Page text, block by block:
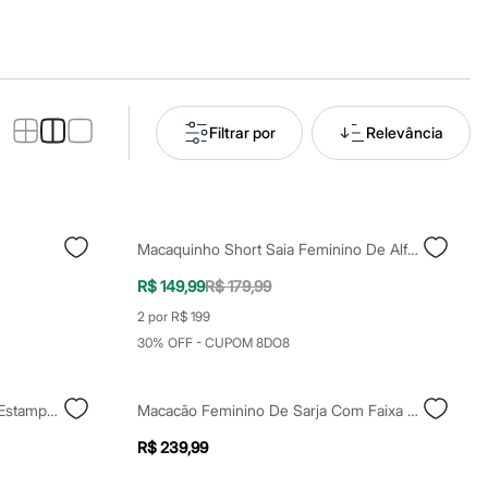
Filtrar por Relevância
Macaquinho Short Saia Feminino De Alfaiataria Bege
R$ 149,99R$ 179,99
2 por R$ 199
30% OFF - CUPOM 8DO8
Macacão Longo Manga Bufante Estampado Isaac Silva Multicor
Macacão Feminino De Sarja Com Faixa Marrom
R$ 239,99